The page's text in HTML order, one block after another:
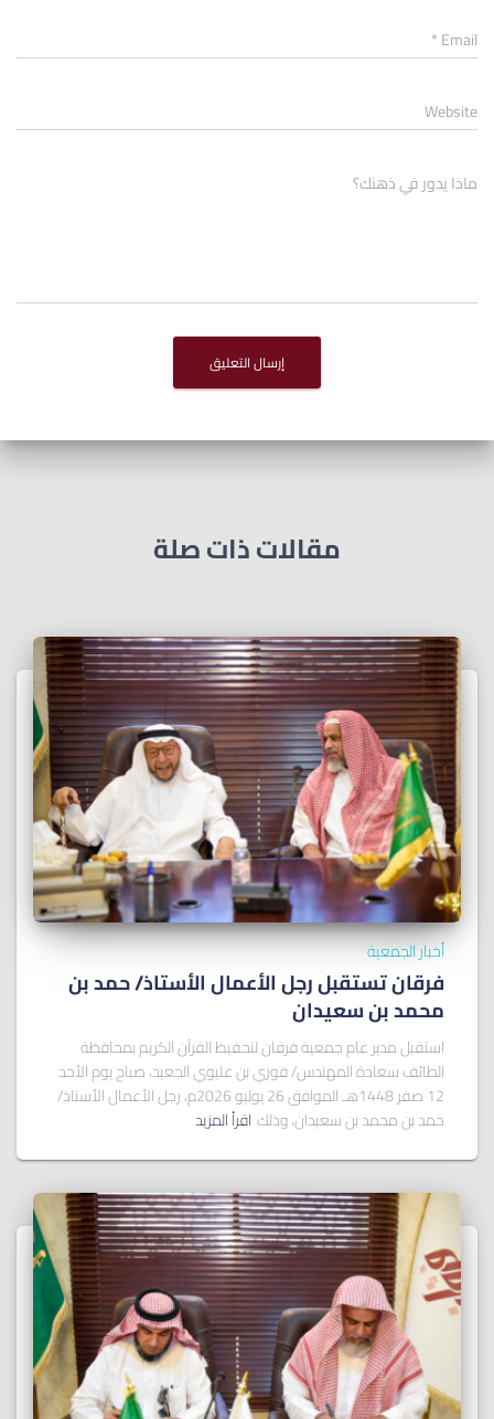
Email
*
Website
ماذا يدور في ذهنك؟
مقالات ذات صلة
أخبار الجمعية
فرقان تستقبل رجل الأعمال الأستاذ/ ﺣﻤﺪ ﺑﻦ
ﻣﺤﻤﺪ ﺑﻦ ﺳﻌﻴﺪان
استقبل مدير عام جمعية فرقان لتحفيظ القرآن الكريم بمحافظة
الطائف سعادة المهندس/ فوزي بن عليوي الجعيد، صباح يوم الأحد
12 صفر 1448هـ الموافق 26 يوليو 2026م، رجل الأعمال الأستاذ/
حمد بن محمد بن سعيدان، وذلك اقرأ المزيد